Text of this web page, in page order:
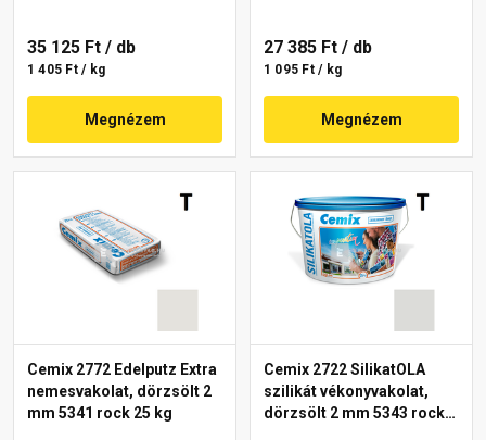
35 125 Ft / db
1 405 Ft / kg
Megnézem
27 385 Ft / db
1 095 Ft / kg
Megnézem
Cemix 2772 Edelputz Extra
nemesvakolat, dörzsölt 2
mm 5341 rock 25 kg
Cemix 2722 SilikatOLA
szilikát vékonyvakolat,
dörzsölt 2 mm 5343 rock